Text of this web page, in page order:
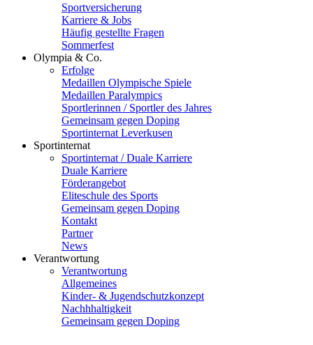
Sportversicherung
Karriere & Jobs
Häufig gestellte Fragen
Sommerfest
Olympia & Co.
Erfolge
Medaillen Olympische Spiele
Medaillen Paralympics
Sportlerinnen / Sportler des Jahres
Gemeinsam gegen Doping
Sportinternat Leverkusen
Sportinternat
Sportinternat / Duale Karriere
Duale Karriere
Förderangebot
Eliteschule des Sports
Gemeinsam gegen Doping
Kontakt
Partner
News
Verantwortung
Verantwortung
Allgemeines
Kinder- & Jugendschutzkonzept
Nachhhaltigkeit
Gemeinsam gegen Doping